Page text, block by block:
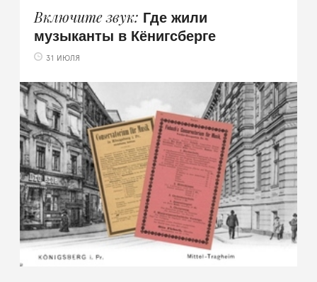
Включите звук Где жили
музыканты в Кёнигсберге
31 ИЮЛЯ